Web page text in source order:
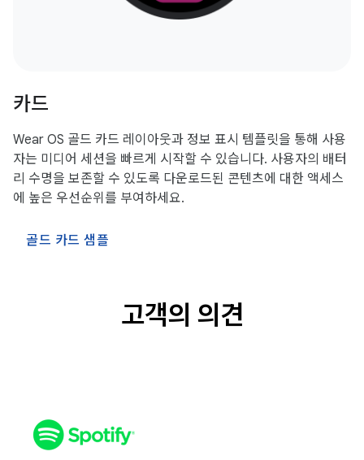
카드
Wear OS 골드 카드 레이아웃과 정보 표시 템플릿을 통해 사용
자는 미디어 세션을 빠르게 시작할 수 있습니다. 사용자의 배터
리 수명을 보존할 수 있도록 다운로드된 콘텐츠에 대한 액세스
에 높은 우선순위를 부여하세요.
골드 카드 샘플
고객의 의견